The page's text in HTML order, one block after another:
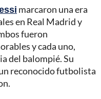
marcaron una era
en Real Madrid y
fueron
y cada uno,
del balompié. Su
reconocido futbolista